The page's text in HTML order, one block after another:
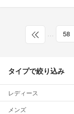
… 58
タイプで絞り込み
レディース
メンズ